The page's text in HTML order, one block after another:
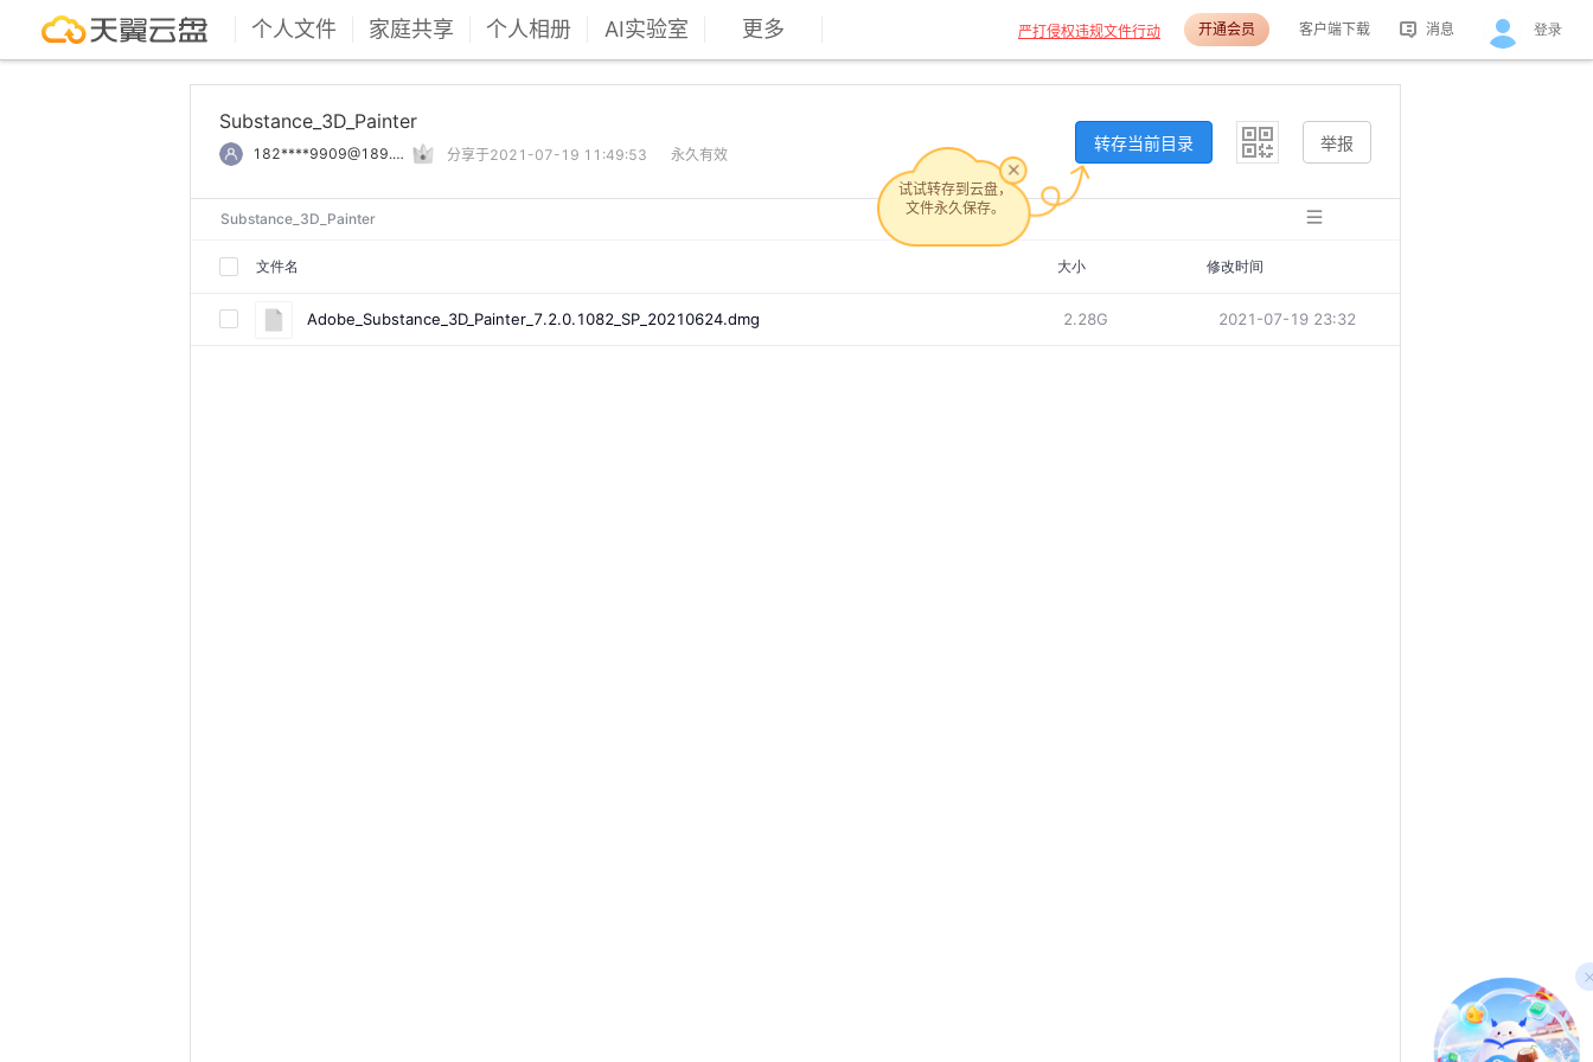
个人文件 家庭共享 个人相册 AI实验室 更多 严打侵权违规文件行动 开通会员 客户端下载 消息
分享消息
登录
Substance_3D_Painter
182****9909@189.cn 分享于2021-07-19 11:49:53 永久有效
转存当前目录
试试转存到云盘，
文件永久保存。
举报
Substance_3D_Painter
文件名 大小 修改时间
Adobe_Substance_3D_Painter_7.2.0.1082_SP_20210624.dmg 2.28G 2021-07-19 23:32